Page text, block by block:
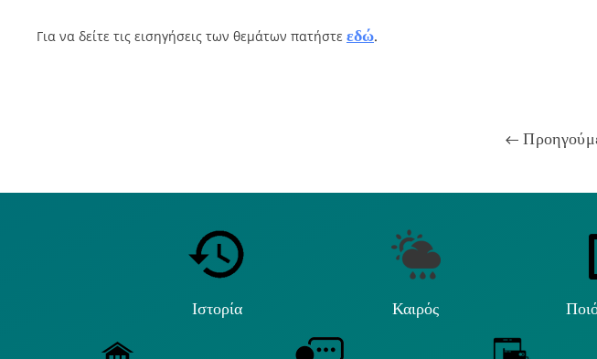
Για να δείτε τις εισηγήσεις των θεμάτων πατήστε εδώ.
Ιστορία Καιρός